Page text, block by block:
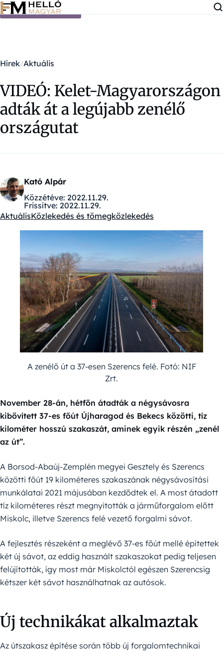
Ugrás a tartalomra
Hírek Aktuális
VIDEÓ: Kelet-Magyarországon
adták át a legújabb zenélő
országutat
Kató Alpár
Közzétéve: 2022.11.29.
Frissítve: 2022.11.29.
Kategóriák:
AktuálisKözlekedés és tömegközlekedés
A zenélő út a 37-esen Szerencs felé. Fotó: NIF
Zrt.
November 28-án, hétfőn átadták a négysávosra
kibővített 37-es főút Újharagod és Bekecs közötti, tíz
kilométer hosszú szakaszát, aminek egyik részén „zenél
az út”.
A Borsod-Abaúj-Zemplén megyei Gesztely és Szerencs
közötti főút 19 kilométeres szakaszának négysávosítási
munkálatai 2021 májusában kezdődtek el. A most átadott
tíz kilométeres részt megnyitották a járműforgalom előtt
Miskolc, illetve Szerencs felé vezető forgalmi sávot.
A fejlesztés részeként a meglévő 37-es főút mellé építettek
két új sávot, az eddig használt szakaszokat pedig teljesen
felújították, így most már Miskolctól egészen Szerencsig
kétszer két sávot használhatnak az autósok.
Új technikákat alkalmaztak
Az útszakasz építése során több új forgalomtechnikai